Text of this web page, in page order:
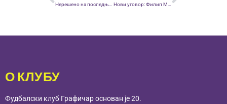
О КЛУБУ
Фудбалски клуб Графичар основан је 20.